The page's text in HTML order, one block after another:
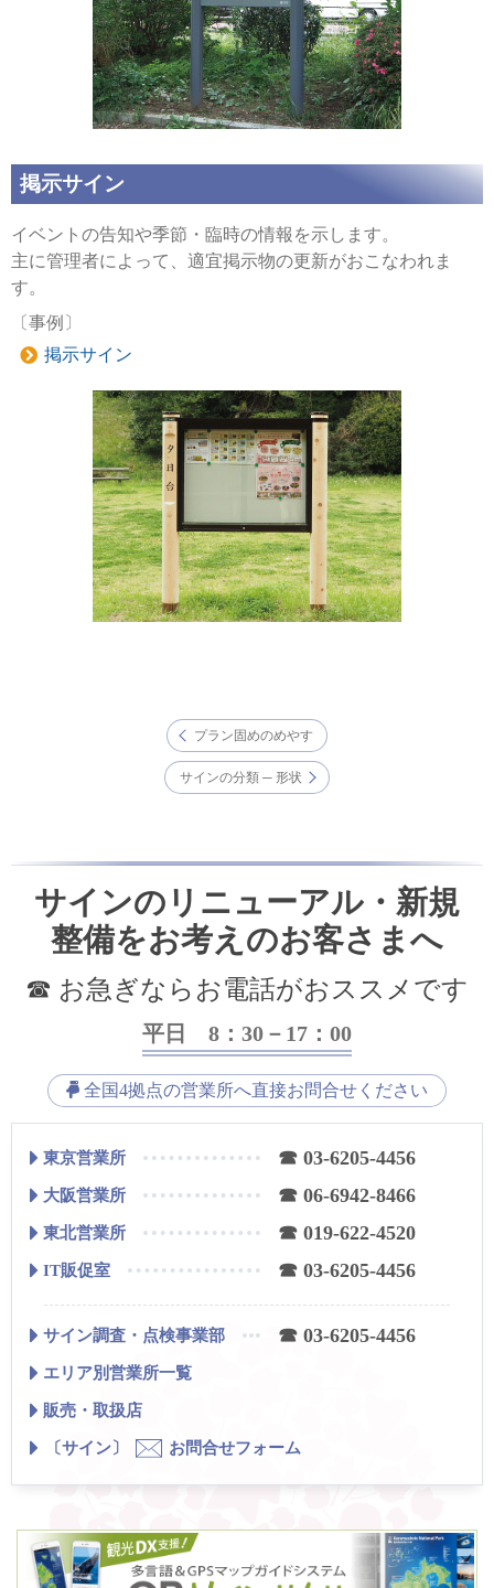
掲示サイン
イベントの告知や季節・臨時の情報を示します。
主に管理者によって、適宜掲示物の更新がおこなわれま
す。
〔事例〕
掲示サイン
プラン固めのめやす
サインの分類 ─ 形状
サインのリニューアル・新規
整備をお考えのお客さまへ
☎ お急ぎならお電話がおススメです
平日 8：30－17：00
全国4拠点の営業所へ直接お問合せください
東京営業所 ☎ 03-6205-4456
大阪営業所 ☎ 06-6942-8466
東北営業所 ☎ 019-622-4520
IT販促室 ☎ 03-6205-4456
サイン調査・点検事業部 ☎ 03-6205-4456
エリア別営業所一覧
販売・取扱店
〔サイン〕
お問合せフォーム